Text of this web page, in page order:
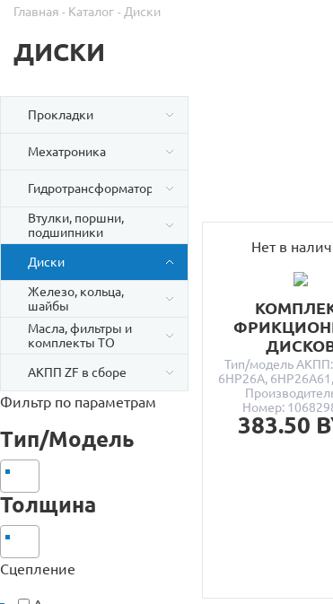
Главная Каталог Диски
ДИСКИ
Прокладки
Мехатроника
Гидротрансформаторы
Втулки, поршни,
подшипники
Диски
Железо, кольца,
шайбы
Масла, фильтры и
комплекты ТО
АКПП ZF в сборе
Фильтр по параметрам
Тип/Модель
Толщина
Сцепление
Нет в
Тип/модель АКПП:
6HP26A,
Номер:
383.50